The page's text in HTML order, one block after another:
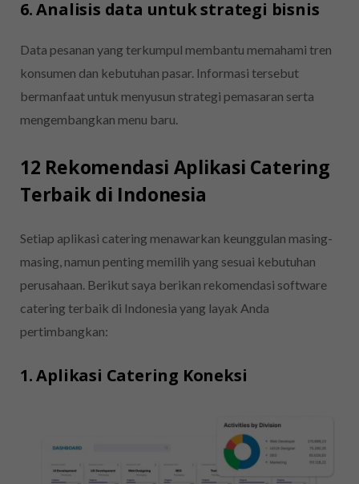
6. Analisis data untuk strategi bisnis
Data pesanan yang terkumpul membantu memahami tren
konsumen dan kebutuhan pasar. Informasi tersebut
bermanfaat untuk menyusun strategi pemasaran serta
mengembangkan menu baru.
12 Rekomendasi Aplikasi Catering
Terbaik di Indonesia
Setiap aplikasi catering menawarkan keunggulan masing-
masing, namun penting memilih yang sesuai kebutuhan
perusahaan. Berikut saya berikan rekomendasi software
catering terbaik di Indonesia yang layak Anda
pertimbangkan:
1. Aplikasi Catering Koneksi